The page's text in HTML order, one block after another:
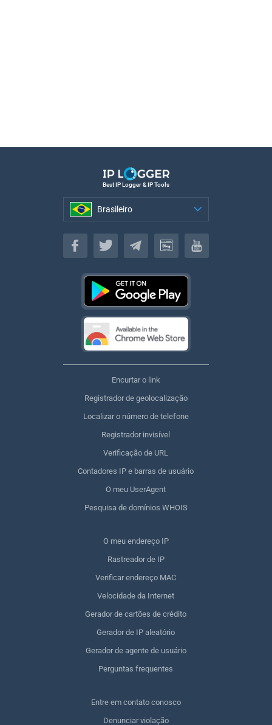
Best IP Logger & IP Tools
Brasileiro
Brasileiro
Encurtar o link
Registrador de geolocalização
Localizar o número de telefone
Registrador invisível
Verificação de URL
Contadores IP e barras de usuário
O meu UserAgent
Pesquisa de domínios WHOIS
O meu endereço IP
Rastreador de IP
Verificar endereço MAC
Velocidade da Internet
Gerador de cartões de crédito
Gerador de IP aleatório
Gerador de agente de usuário
Perguntas frequentes
Entre em contato conosco
Denunciar violação